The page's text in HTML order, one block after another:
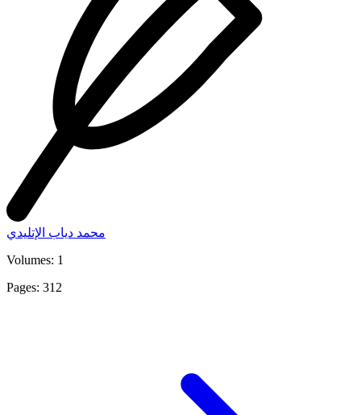
محمد دياب الإتليدي
Volumes: 1
Pages: 312